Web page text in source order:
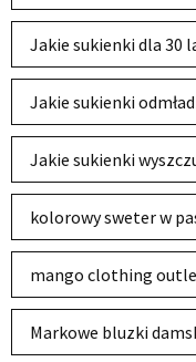
Jakie sukienki dla 30
Jakie sukienki
Jakie sukienki
kolorowy sweter w
mango clothing
Markowe bluzki